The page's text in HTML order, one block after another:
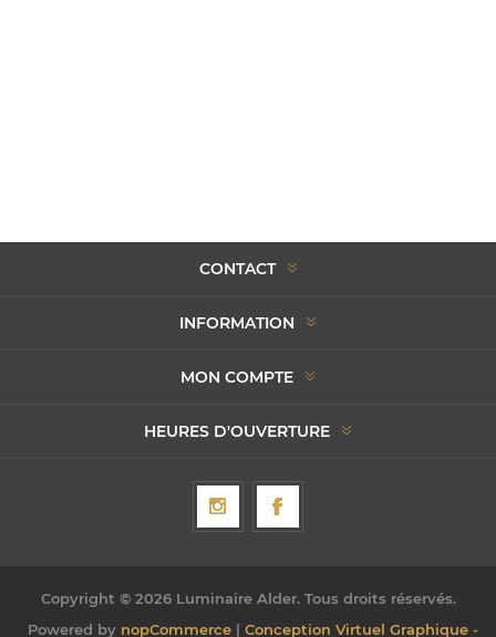
CONTACT
INFORMATION
MON COMPTE
HEURES D'OUVERTURE
Copyright © 2026 Luminaire Alder. Tous droits réservés.
Powered by nopCommerce| Conception Virtuel Graphique -